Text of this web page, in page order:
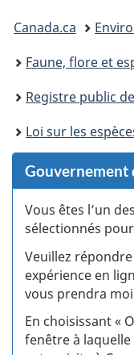
Vous
êtes
ici :
Canada.ca
Faune, flore et
Registre public
Loi sur les espèces en
Gouvernement
Vous êtes l’un
sélectionnés
Veuillez
expérience en
vous prendra
En choisissant «
fenêtre à